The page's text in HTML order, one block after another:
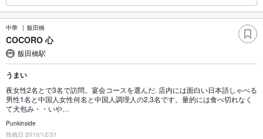
中華 飯田橋
COCORO 心
飯田橋駅
うまい
夜女性2名とで3名で訪問。宴会コースを選んだ. 店内には面白い日本語しゃべる
男性1名と中国人女性何名と中国人調理人の2,3名です。量的には食べ切れなく
て犬包み・・いや…
Punkinside
投稿日 2010/12/31